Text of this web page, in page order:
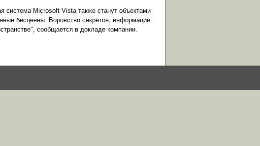
система Microsoft Vista также станут объектами
бесценны. Воровство секретов, информации
сообщается в докладе компании.